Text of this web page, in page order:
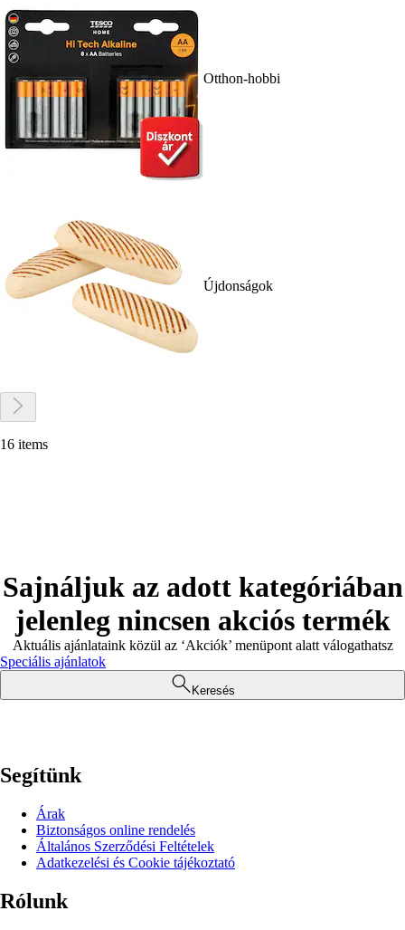
Otthon-hobbi
Újdonságok
16 items
Sajnáljuk az adott kategóriában
jelenleg nincsen akciós termék
Aktuális ajánlataink közül az ‘Akciók’ menüpont alatt válogathatsz
Speciális ajánlatok
Keresés
Segítünk
Árak
Biztonságos online rendelés
Általános Szerződési Feltételek
Adatkezelési és Cookie tájékoztató
Rólunk